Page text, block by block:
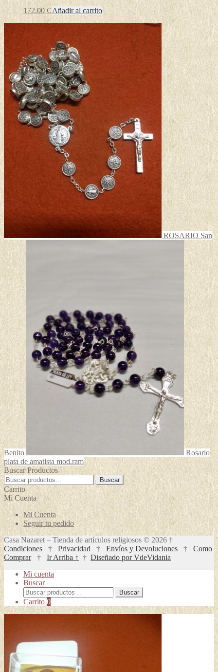
172.00 € Añadir al carrito
ROSARIO San
Benito
Rosario
plata de amatista mod.ram
Buscar Productos
Buscar
por:
Buscar
Carrito
Mi Cuenta
Mi Cuenta
Seguir tu pedido
Casa Nazaret – Tienda de artículos religiosos © 2026 †
Condiciones † Privacidad † Envíos y Devoluciones † Como
Comprar† Ir Arriba ↑ † Diseñado por VdeVidania
Mi cuenta
Buscar
Buscar
por:
Buscar
Carrito 0